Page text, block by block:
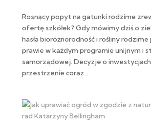
Rosnący popyt na gatunki rodzime
ofertę szkółek? Gdy mówimy dziś o
hasła bioróżnorodność i rośliny
prawie w każdym programie unijnym i
samorządowej. Decyzje o
przestrzenie coraz...